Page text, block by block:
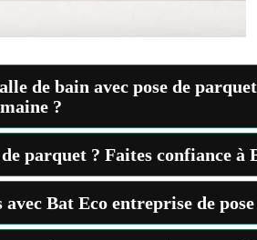
de bain avec pose de
?
parquet ? Faites confiance à
Bat Eco entreprise de